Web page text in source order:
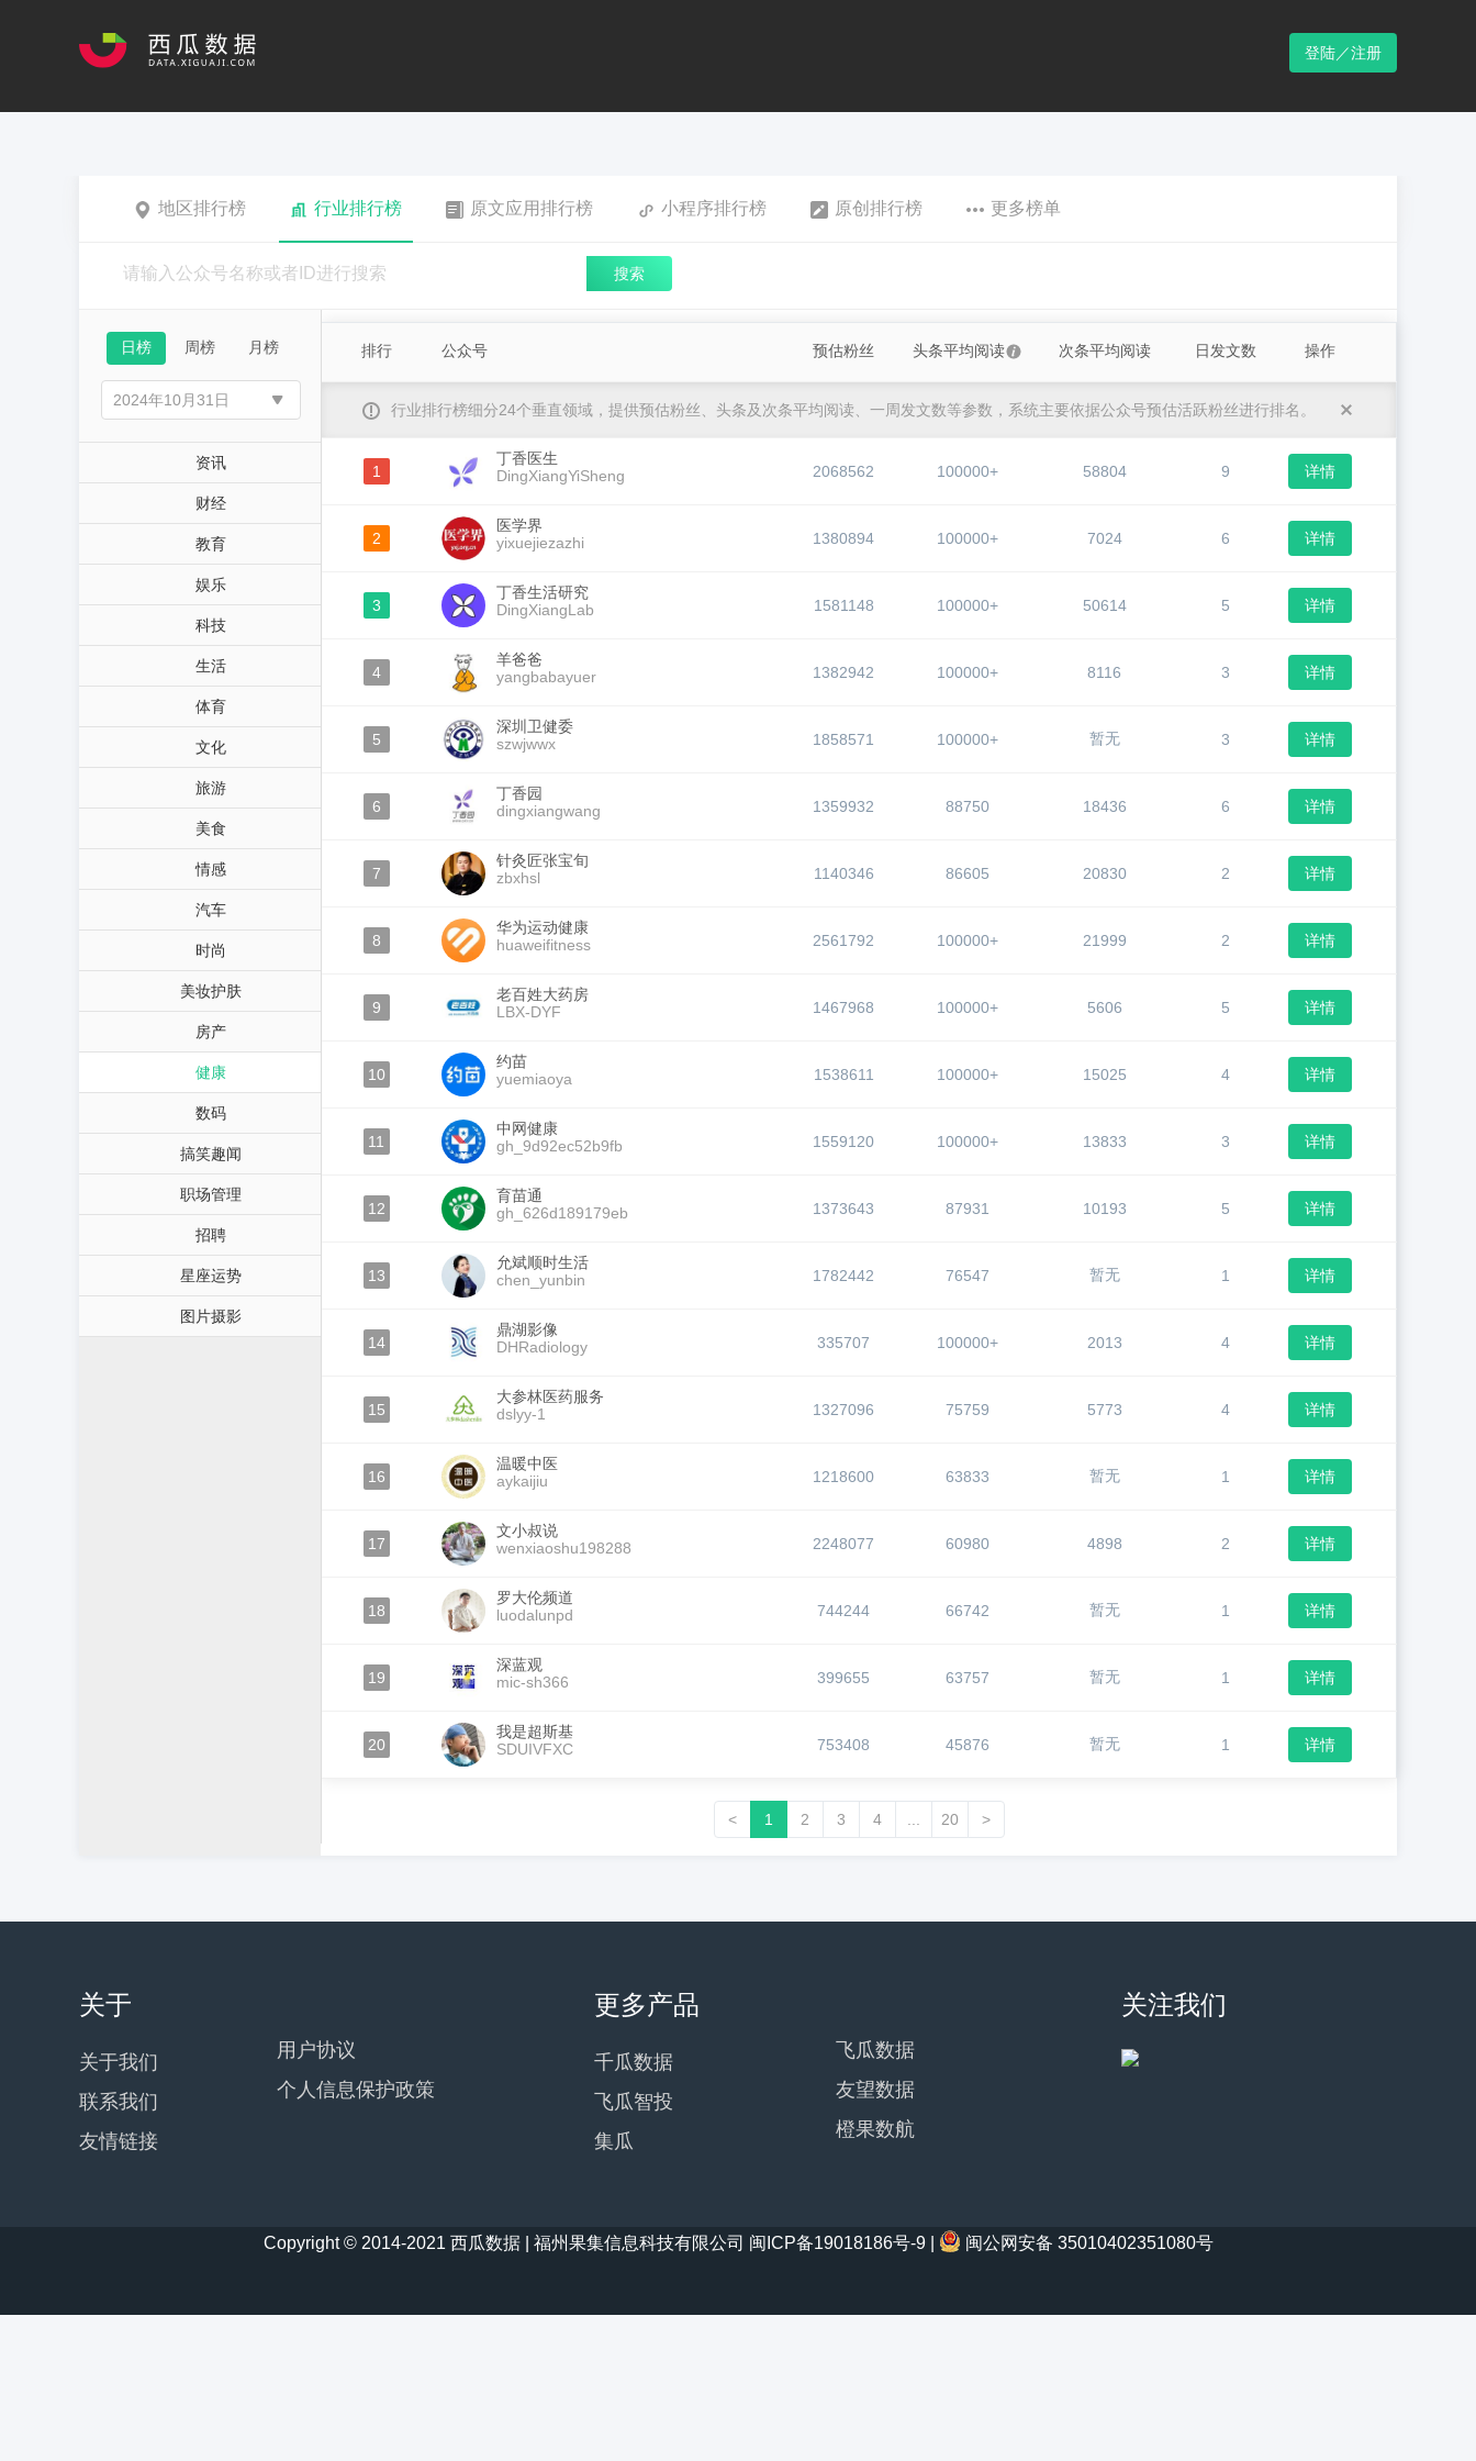
登陆／注册
地区排行榜 行业排行榜 原文应用排行榜 小程序排行榜 原创排行榜 更多榜单
搜索
日榜 周榜 月榜
资讯
财经
教育
娱乐
科技
生活
体育
文化
旅游
美食
情感
汽车
时尚
美妆护肤
房产
健康
数码
搞笑趣闻
职场管理
招聘
星座运势
图片摄影
排行 公众号 预估粉丝 头条平均阅读 次条平均阅读 日发文数 操作
行业排行榜细分24个垂直领域，提供预估粉丝、头条及次条平均阅读、一周发文数等参数，系统主要依据公众号预估活跃粉丝进行排名。
1
丁香医生
DingXiangYiSheng
2068562 100000+ 58804 9 详情
2
医学界
yixuejiezazhi
1380894 100000+ 7024 6 详情
3
丁香生活研究
DingXiangLab
1581148 100000+ 50614 5 详情
4
羊爸爸
yangbabayuer
1382942 100000+ 8116 3 详情
5
深圳卫健委
szwjwwx
1858571 100000+ 暂无 3 详情
6
丁香园
dingxiangwang
1359932 88750 18436 6 详情
7
针灸匠张宝旬
zbxhsl
1140346 86605 20830 2 详情
8
华为运动健康
huaweifitness
2561792 100000+ 21999 2 详情
9
老百姓大药房
LBX-DYF
1467968 100000+ 5606 5 详情
10
约苗
yuemiaoya
1538611 100000+ 15025 4 详情
11
中网健康
gh_9d92ec52b9fb
1559120 100000+ 13833 3 详情
12
育苗通
gh_626d189179eb
1373643 87931 10193 5 详情
13
允斌顺时生活
chen_yunbin
1782442 76547 暂无 1 详情
14
鼎湖影像
DHRadiology
335707 100000+ 2013 4 详情
15
大参林医药服务
dslyy-1
1327096 75759 5773 4 详情
16
温暖中医
aykaijiu
1218600 63833 暂无 1 详情
17
文小叔说
wenxiaoshu198288
2248077 60980 4898 2 详情
18
罗大伦频道
luodalunpd
744244 66742 暂无 1 详情
19
深蓝观
mic-sh366
399655 63757 暂无 1 详情
20
我是超斯基
SDUIVFXC
753408 45876 暂无 1 详情
< 1 2 3 4 20 >
关于
关于我们
联系我们
友情链接
用户协议
个人信息保护政策
更多产品
千瓜数据
飞瓜智投
集瓜
飞瓜数据
友望数据
橙果数航
关注我们
Copyright © 2014-2021 西瓜数据 | 福州果集信息科技有限公司 闽ICP备19018186号-9 闽公网安备 35010402351080号